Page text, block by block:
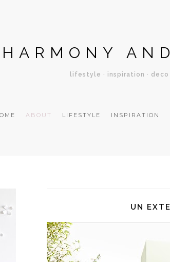
HARMONY
lifestyle · inspiration · deco
ABOUT LIFESTYLE INSPIRATION
UN